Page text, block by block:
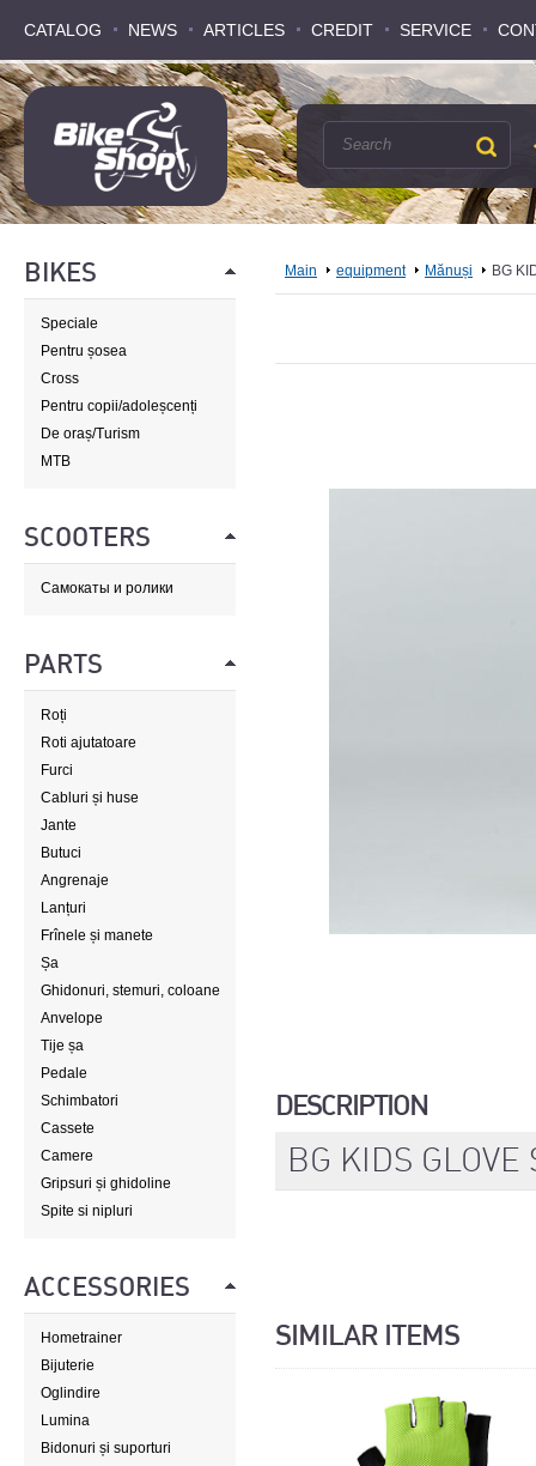
CATALOG NEWS ARTICLES CREDIT SERVICE
CATALOG NEWS ARTICLES CREDIT SERVICE
BIKES
Speciale
Pentru șosea
Cross
Pentru copii/adoleșcenți
De oraș/Turism
MTB
SCOOTERS
Самокаты и ролики
PARTS
Roți
Roti ajutatoare
Furci
Cabluri și huse
Jante
Butuci
Angrenaje
Lanțuri
Frînele și manete
Șa
Ghidonuri, stemuri, coloane
de direcție
Anvelope
Tije șa
Pedale
Schimbatori
Cassete
Camere
Gripsuri și ghidoline
Spite si nipluri
ACCESSORIES
Hometrainer
Bijuterie
Oglindire
Lumina
Bidonuri și suporturi
Main equipment Mănuși BG
DESCRIPTION
BG KIDS GLOVE
SIMILAR ITEMS